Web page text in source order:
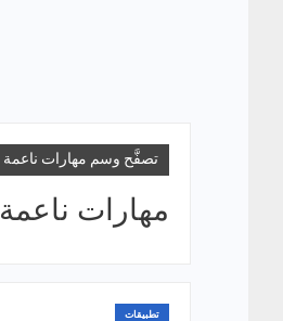
تصفَّح وسم مهارات ناعمة
مهارات ناعمة
تطبيقات